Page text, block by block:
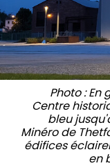
Photo :
Centre
bleu
Minéro de
édifices
en